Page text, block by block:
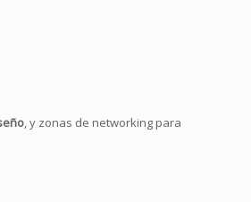
, y zonas de networking para